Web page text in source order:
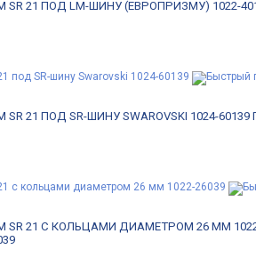
21 ПОД LM-ШИНУ (ЕВРОПРИЗМУ) 1022-
21 ПОД SR-ШИНУ SWAROVSKI 1024-60139
SR 21 С КОЛЬЦАМИ ДИАМЕТРОМ 26 ММ